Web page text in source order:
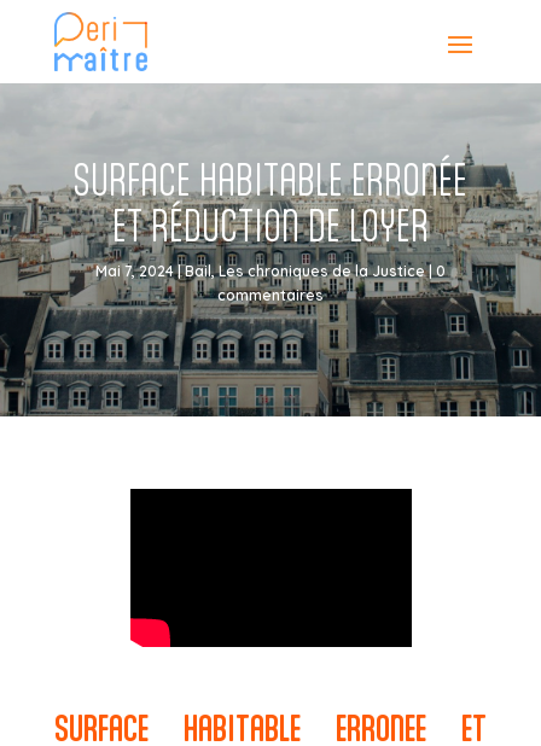
SURFACE HABITABLE ERRONÉE
ET RÉDUCTION DE LOYER
Mai 7, 2024|Bail,Les chroniques de la Justice|0
commentaires
SURFACE HABITABLE ERRONEE ET